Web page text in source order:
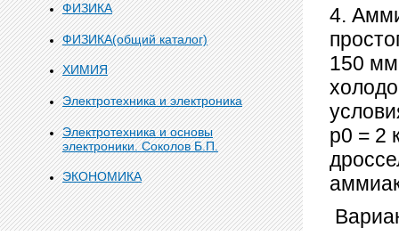
ФИЗИКА
ФИЗИКА(общий каталог)
ХИМИЯ
Электротехника и электроника
Электротехника и основы
электроники. Соколов Б.П.
ЭКОНОМИКА
4.
150
р0 = 2